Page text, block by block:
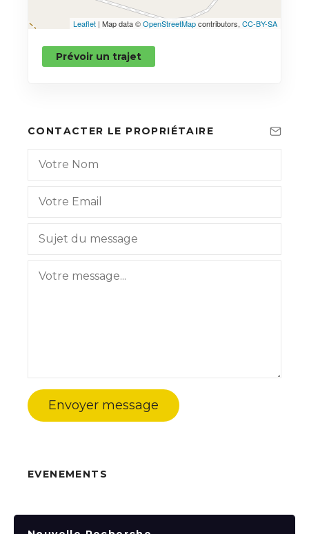
Leaflet | Map data ©OpenStreetMapcontributors, CC-BY-SA
Prévoir un trajet
CONTACTER LE PROPRIÉTAIRE
Envoyer message
EVENEMENTS